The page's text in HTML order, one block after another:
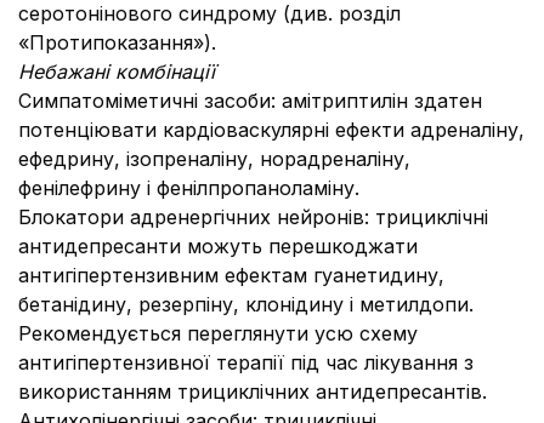
серотонінового синдрому (див. розділ
«Протипоказання»).
Небажані комбінації
Симпатоміметичні засоби: амітриптилін здатен
потенціювати кардіоваскулярні ефекти адреналіну,
ефедрину, ізопреналіну, норадреналіну,
фенілефрину і фенілпропаноламіну.
Блокатори адренергічних нейронів: трициклічні
антидепресанти можуть перешкоджати
антигіпертензивним ефектам гуанетидину,
бетанідину, резерпіну, клонідину і метилдопи.
Рекомендується переглянути усю схему
антигіпертензивної терапії під час лікування з
використанням трициклічних антидепресантів.